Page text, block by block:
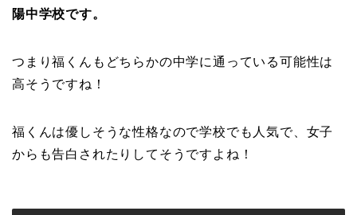
陽中学校です。
つまり福くんもどちらかの中学に通っている可能性は
高そうですね！
福くんは優しそうな性格なので学校でも人気で、女子
からも告白されたりしてそうですよね！